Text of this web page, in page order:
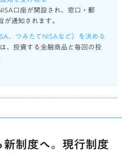
口座が開設され、窓口・郵
が通知されます。
、つみたてNISAなど）を決める
、投資する金融商品と毎回の投
新制度へ。現行制度